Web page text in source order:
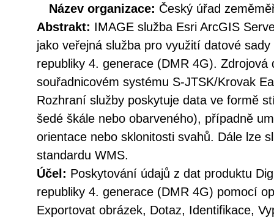
Název organizace: Český úřad
Abstrakt: IMAGE služba Esri ArcGIS
jako veřejná služba pro využití datové
republiky 4. generace (DMR 4G).
souřadnicovém systému S-JTSK/Krovak
Rozhraní služby poskytuje data ve formě
šedé škále nebo obarveného), případně
orientace nebo sklonitosti svahů. Dále lze
standardu WMS.
Účel: Poskytování údajů z dat produktu
republiky 4. generace (DMR 4G) pomocí
Exportovat obrázek, Dotaz, Identifikace,